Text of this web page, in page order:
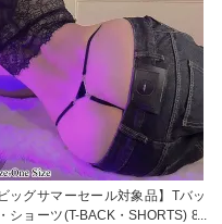
ビッグサマーセール対象品】Tバッ
ショーツ(T-BACK・SHORTS) 87